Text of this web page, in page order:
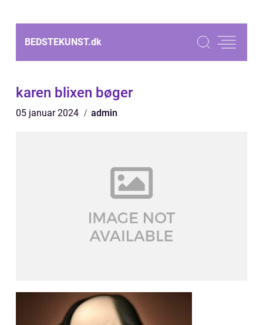
BEDSTEKUNST.dk
karen blixen bøger
05 januar 2024 admin